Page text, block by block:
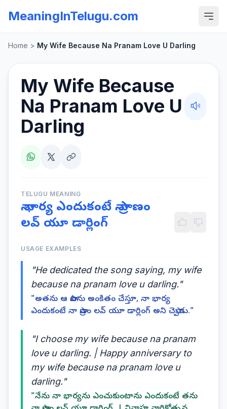
MeaningInTelugu.com
Home > My Wife Because Na Pranam Love U Darling
My Wife Because
Na Pranam Love U
Darling
TELUGU MEANING
నా భార్య ఎందుకంటే నా ప్రాణం
లవ్ యూ డార్లింగ్
USAGE EXAMPLES
"He dedicated the song saying, my wife
because na pranam love u darling."
"అతను ఆ పాటను అంకితం చేస్తూ, నా భార్య
ఎందుకంటే నా ప్రాణం లవ్ యూ డార్లింగ్ అని చెప్పాడు."
"I choose my wife because na pranam
love u darling. | Happy anniversary to
my wife because na pranam love u
darling."
"నేను నా భార్యను ఎంచుకుంటాను ఎందుకంటే తను